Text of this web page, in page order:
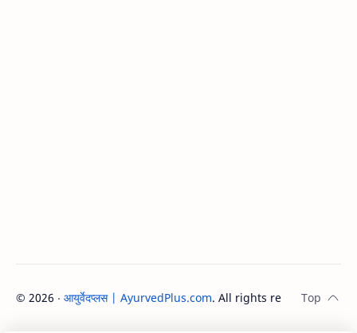
© 2026 ‧ आयुर्वेदप्लस | AyurvedPlus.com. All rights reserved.